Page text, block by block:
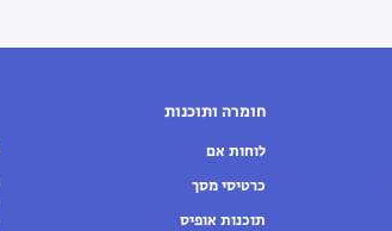
חומרה ותוכנות
לוחות אם
כרטיסי מסך
תוכנות אופיס